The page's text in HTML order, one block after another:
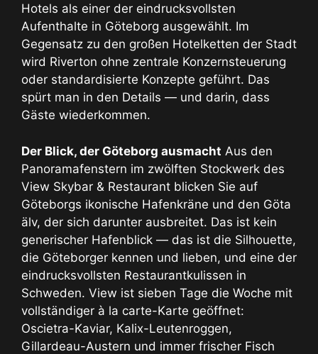
Hotels als einer der eindrucksvollsten
Aufenthalte in Göteborg ausgewählt. Im
Gegensatz zu den großen Hotelketten der Stadt
wird Riverton ohne zentrale Konzernsteuerung
oder standardisierte Konzepte geführt. Das
spürt man in den Details — und darin, dass
Gäste wiederkommen.
Der Blick, der Göteborg ausmacht Aus den
Panoramafenstern im zwölften Stockwerk des
View Skybar & Restaurant blicken Sie auf
Göteborgs ikonische Hafenkräne und den Göta
älv, der sich darunter ausbreitet. Das ist kein
generischer Hafenblick — das ist die Silhouette,
die Göteborger kennen und lieben, und eine der
eindrucksvollsten Restaurantkulissen in
Schweden. View ist sieben Tage die Woche mit
vollständiger à la carte-Karte geöffnet:
Oscietra-Kaviar, Kalix-Leutenroggen,
Gillardeau-Austern und immer frischer Fisch